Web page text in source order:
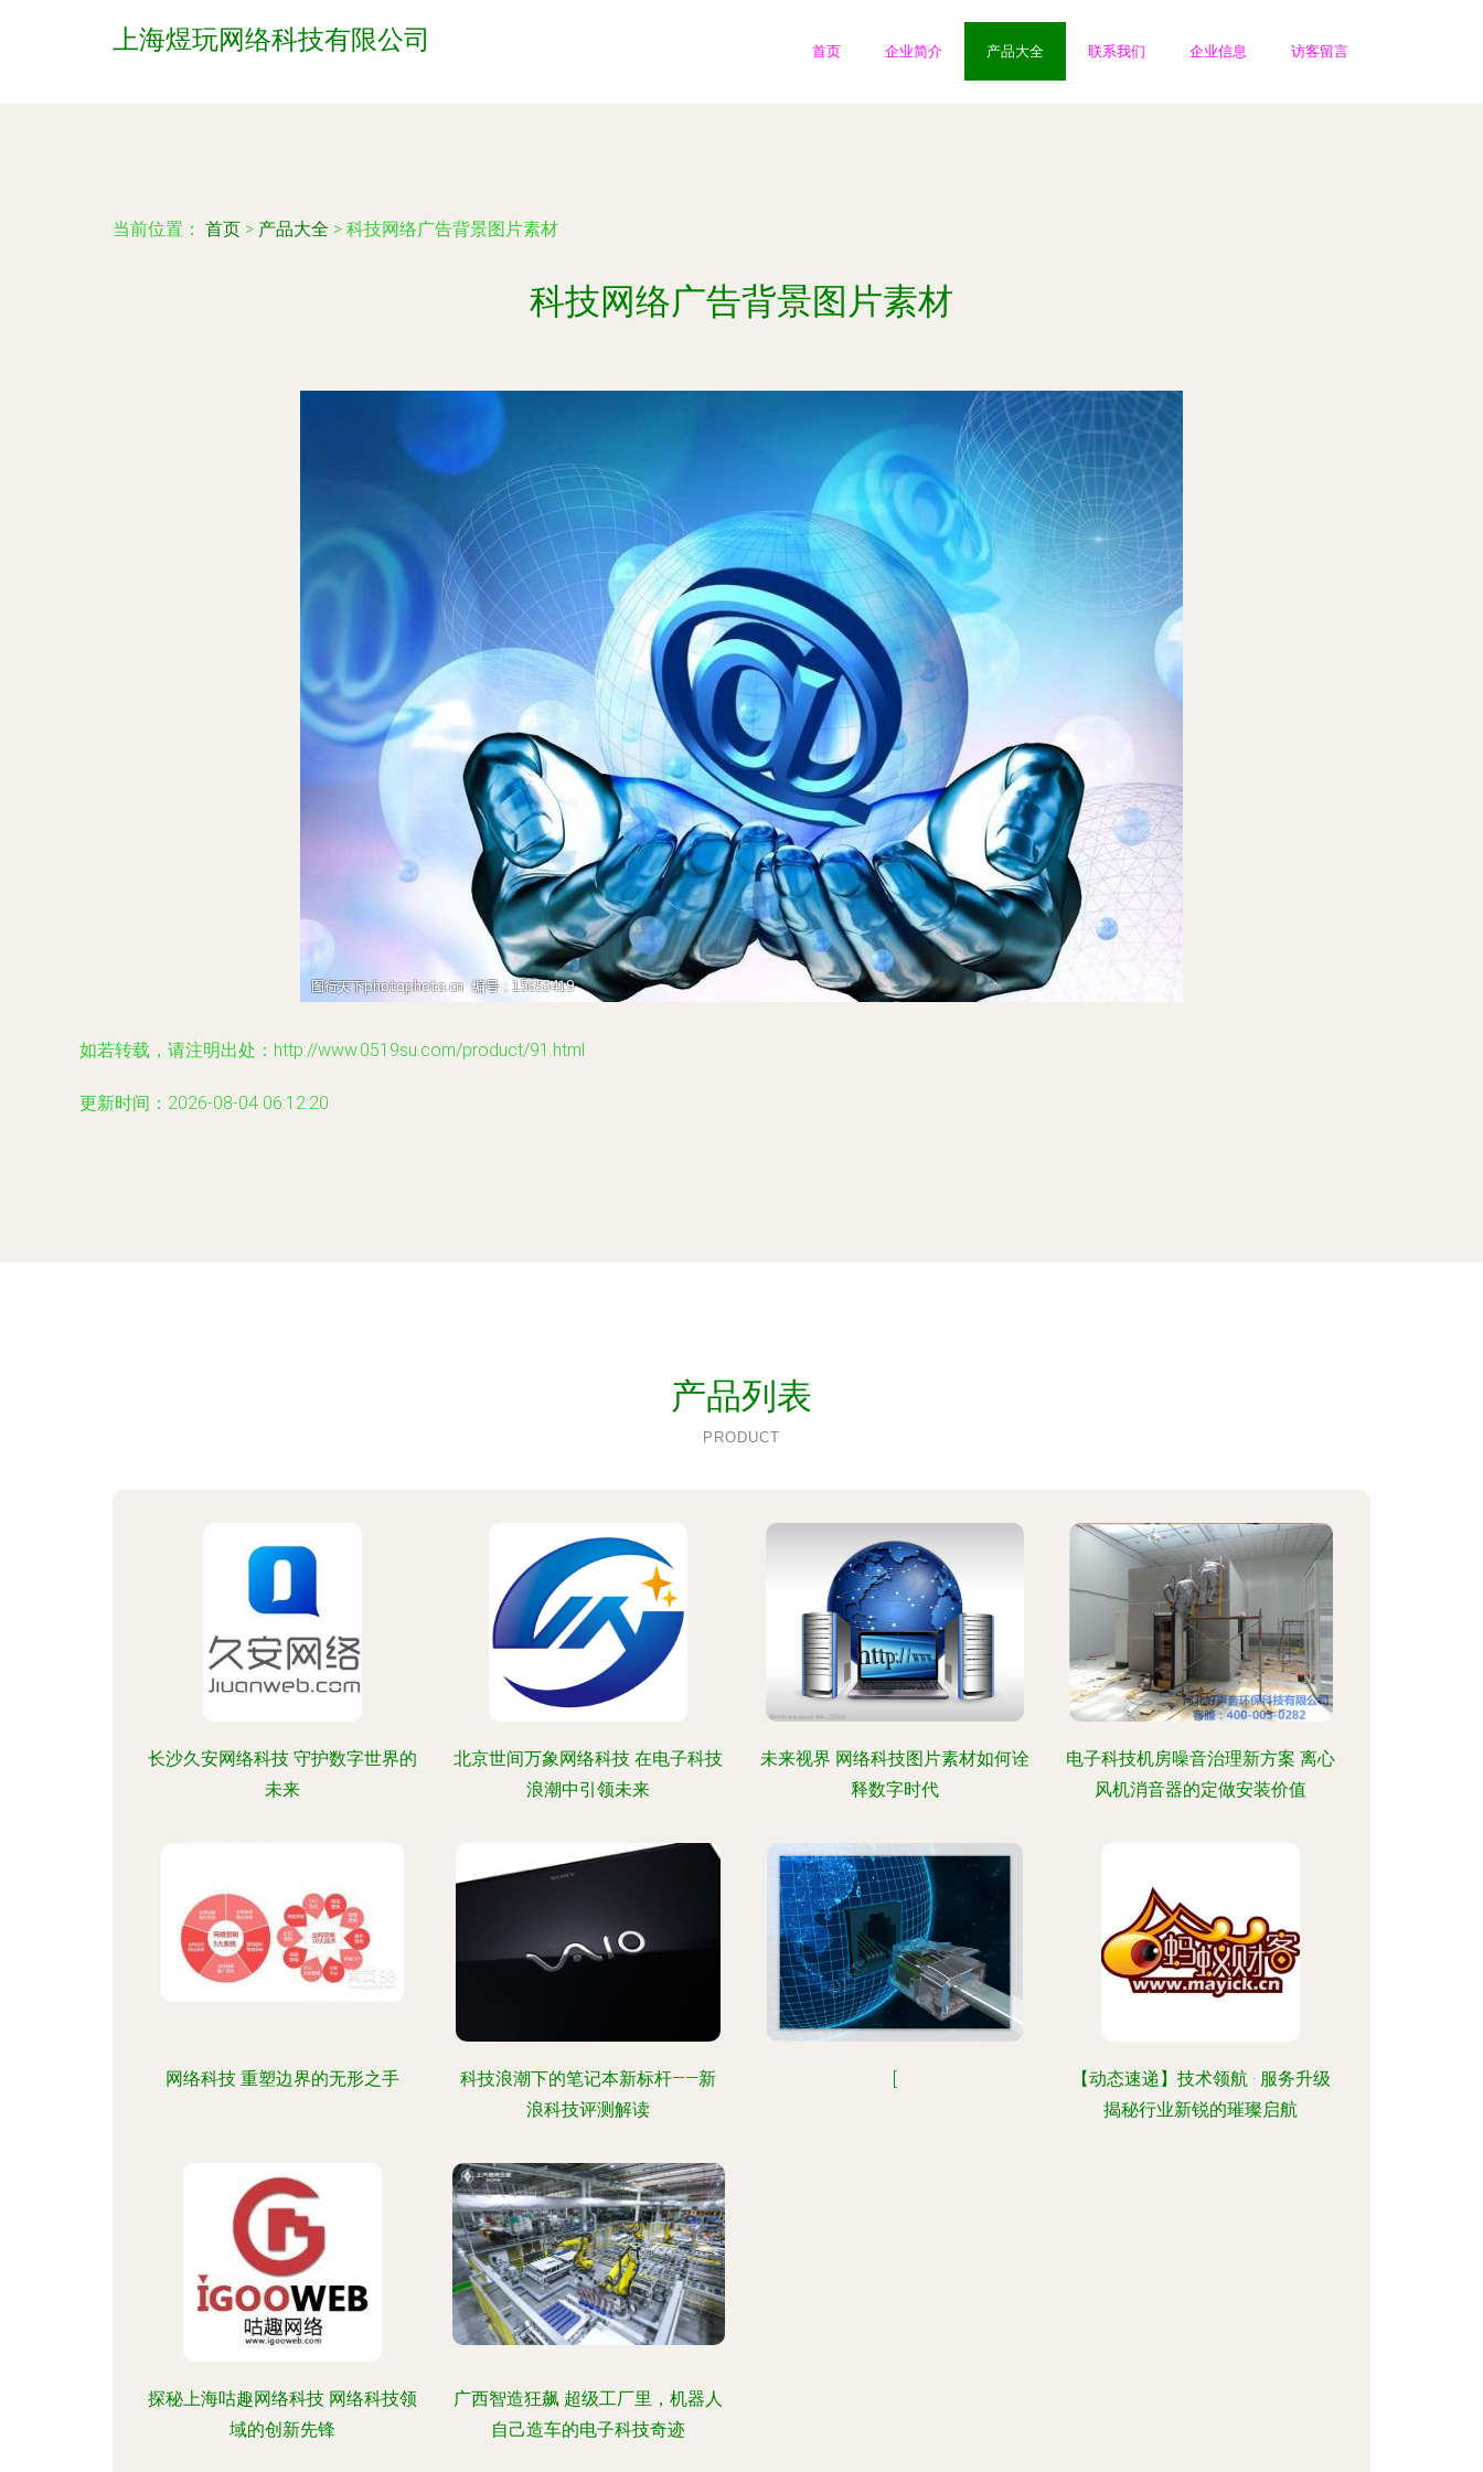
上海煜玩网络科技有限公司 首页 企业简介 产品大全 联系我们 企业信息 访客留言
当前位置： 首页 > 产品大全 > 科技网络广告背景图片素材
科技网络广告背景图片素材
如若转载，请注明出处：http://www.0519su.com/product/91.html
更新时间：2026-08-04 06:12:20
产品列表
PRODUCT
长沙久安网络科技 守护数字世界的
未来
北京世间万象网络科技 在电子科技
浪潮中引领未来
未来视界 网络科技图片素材如何诠
释数字时代
电子科技机房噪音治理新方案 离心
风机消音器的定做安装价值
网络科技 重塑边界的无形之手
科技浪潮下的笔记本新标杆——新
浪科技评测解读
[
【动态速递】技术领航 · 服务升级
揭秘行业新锐的璀璨启航
探秘上海咕趣网络科技 网络科技领
域的创新先锋
广西智造狂飙 超级工厂里，机器人
自己造车的电子科技奇迹